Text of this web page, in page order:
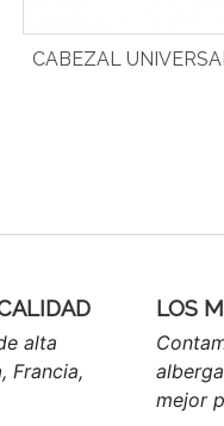
CABEZAL
alta
Francia,
LOS
mejor